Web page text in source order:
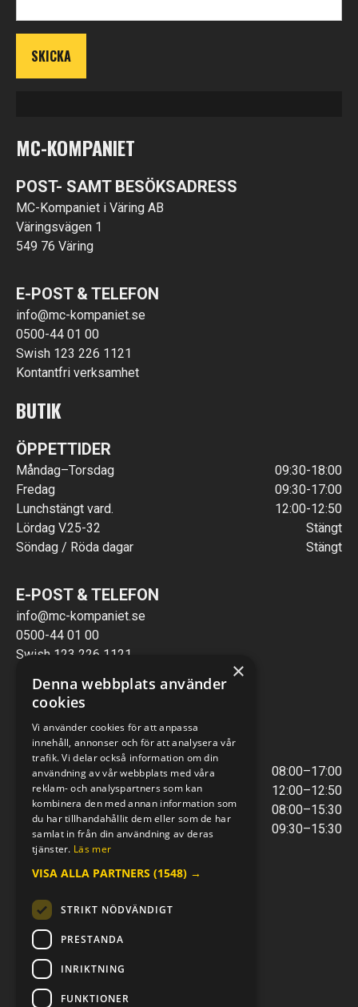
MC-KOMPANIET
POST- SAMT BESÖKSADRESS
MC-Kompaniet i Väring AB
Väringsvägen 1
549 76 Väring
E-POST & TELEFON
info@mc-kompaniet.se
0500-44 01 00
Swish 123 226 1121
Kontantfri verksamhet
BUTIK
ÖPPETTIDER
Måndag–Torsdag
09:30-18:00
Fredag
09:30-17:00
Lunchstängt vard.
12:00-12:50
Lördag V.25-32
Stängt
Söndag / Röda dagar
Stängt
E-POST & TELEFON
info@mc-kompaniet.se
0500-44 01 00
Swish 123 226 1121
VERKSTAD
ÖPPETTIDER
Måndag - Torsdag
08:00–17:00
Lunchstängt
12:00–12:50
Fredagar
08:00–15:30
Telefontider
09:30–15:30
E-POST & TELEFON
verkstaden@mc-kompaniet.se
0500-44 01 00
Swish 123 226 1121
Kontantfri verksamhet
FÖLJ OSS
×
Denna webbplats använder
cookies
Vi använder cookies för att anpassa
innehåll, annonser och för att analysera vår
trafik. Vi delar också information om din
användning av vår webbplats med våra
reklam- och analyspartners som kan
kombinera den med annan information som
du har tillhandahållit dem eller som de har
samlat in från din användning av deras
tjänster. Läs mer
VISA ALLA PARTNERS (1548) →
STRIKT NÖDVÄNDIGT
PRESTANDA
INRIKTNING
FUNKTIONER